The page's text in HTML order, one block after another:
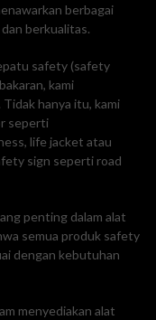
berbagai
berkualitas.
safety (safety
kami
hanya itu, kami
seperti
life jacket atau
sign seperti road
penting dalam alat
semua produk safety
dengan kebutuhan
menyediakan alat